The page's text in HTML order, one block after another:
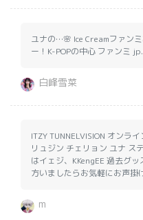
ユナの…🌸 Ice Creamファン
ー！K-POPの中心 ファンミ
白峰雪菜
ITZY TUNNELVISION オンラ
リュジン チェリョン ユナ ス
はイェジ、KKengEE 過去グ
方いましたらお気軽にお声掛
m